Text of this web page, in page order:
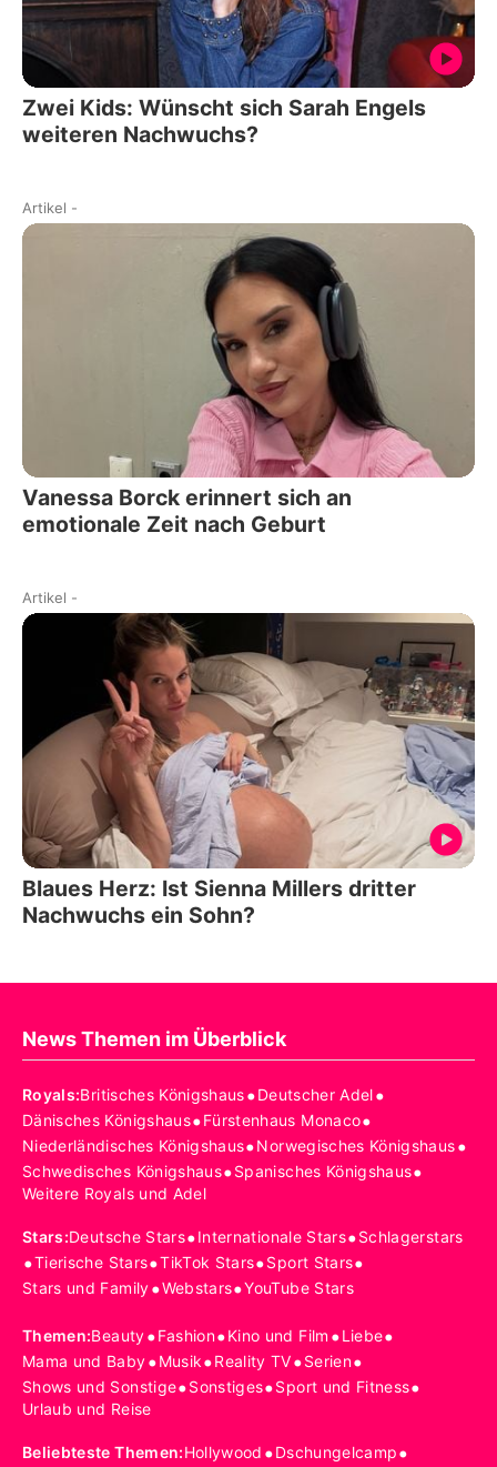
Zwei Kids: Wünscht sich Sarah Engels
weiteren Nachwuchs?
Artikel -
Vanessa Borck erinnert sich an
emotionale Zeit nach Geburt
Artikel -
Blaues Herz: Ist Sienna Millers dritter
Nachwuchs ein Sohn?
News Themen im Überblick
Royals:Britisches Königshaus•Deutscher Adel•
Dänisches Königshaus•Fürstenhaus Monaco•
Niederländisches Königshaus•Norwegisches Königshaus•
Schwedisches Königshaus•Spanisches Königshaus•
Weitere Royals und Adel
Stars:Deutsche Stars•Internationale Stars•Schlagerstars
•Tierische Stars•TikTok Stars•Sport Stars•
Stars und Family•Webstars•YouTube Stars
Themen:Beauty•Fashion•Kino und Film •Liebe•
Mama und Baby•Musik•Reality TV•Serien•
Shows und Sonstige•Sonstiges•Sport und Fitness•
Urlaub und Reise
Beliebteste Themen:Hollywood •Dschungelcamp•